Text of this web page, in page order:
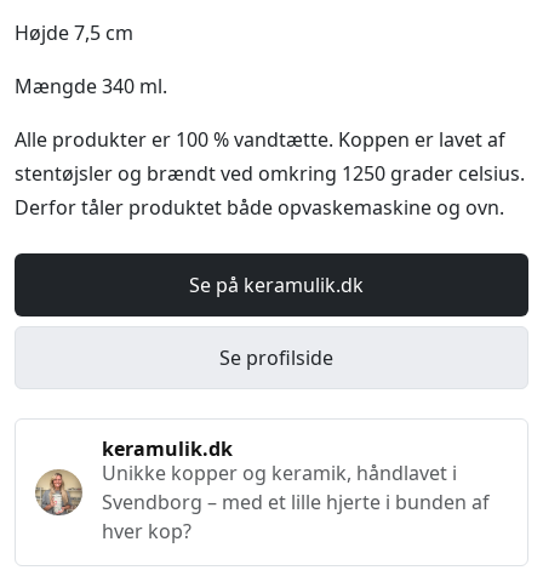
Højde 7,5 cm
Mængde 340 ml.
Alle produkter er 100 % vandtætte. Koppen er lavet af
stentøjsler og brændt ved omkring 1250 grader celsius.
Derfor tåler produktet både opvaskemaskine og ovn.
Se på keramulik.dk
Se profilside
keramulik.dk
Unikke kopper og keramik, håndlavet i
Svendborg – med et lille hjerte i bunden af
hver kop?